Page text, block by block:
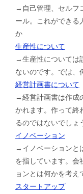
→自己管理、セルフ
ール。これができる
か
生産性について
→生産性については
ないのです。では、
経営計画書について
→経営計画書は作成
かれます。作って終
るのではないでしょ
イノベーション
→イノベーションと
を指しています。会
ョンとは何かを考え
スタートアップ